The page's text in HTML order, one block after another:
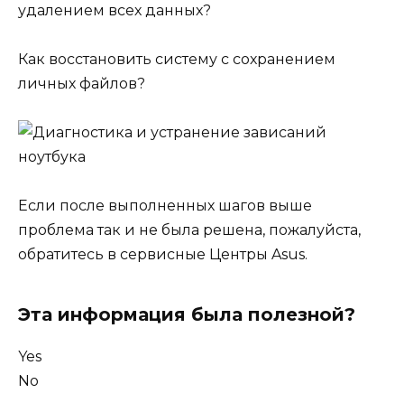
удалением всех данных?
Как восстановить систему с сохранением
личных файлов?
Если после выполненных шагов выше
проблема так и не была решена, пожалуйста,
обратитесь в сервисные Центры Asus.
Эта информация была полезной?
Yes
No